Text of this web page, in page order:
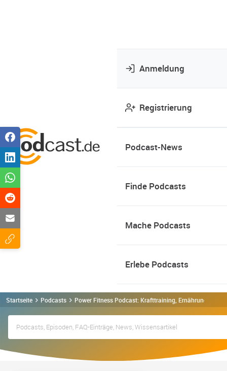
Anmeldung
Registrierung
Podcast-News
Finde Podcasts
Mache Podcasts
Erlebe Podcasts
Startseite Podcasts Power Fitness Podcast: Krafttraining, Ernährung,